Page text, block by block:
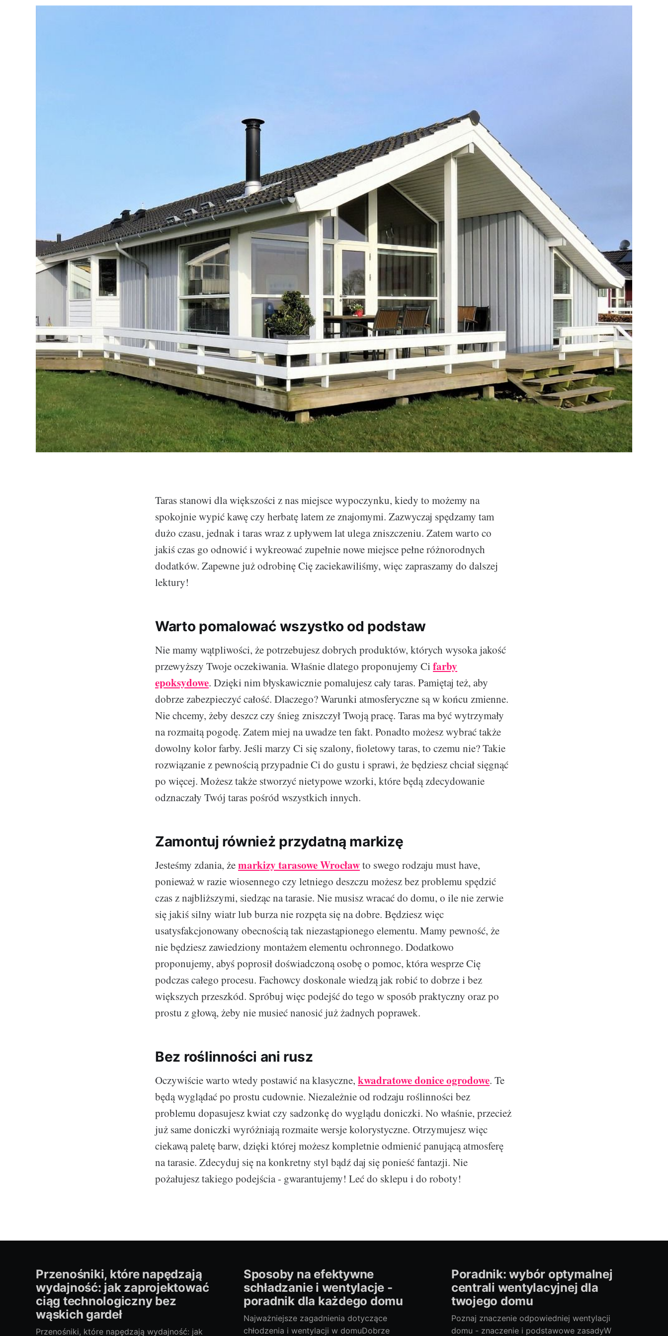
Taras stanowi dla większości z nas miejsce wypoczynku, kiedy to możemy na
spokojnie wypić kawę czy herbatę latem ze znajomymi. Zazwyczaj spędzamy tam
dużo czasu, jednak i taras wraz z upływem lat ulega zniszczeniu. Zatem warto co
jakiś czas go odnowić i wykreować zupełnie nowe miejsce pełne różnorodnych
dodatków. Zapewne już odrobinę Cię zaciekawiliśmy, więc zapraszamy do dalszej
lektury!
Warto pomalować wszystko od podstaw
Nie mamy wątpliwości, że potrzebujesz dobrych produktów, których wysoka jakość
przewyższy Twoje oczekiwania. Właśnie dlatego proponujemy Ci farby
epoksydowe. Dzięki nim błyskawicznie pomalujesz cały taras. Pamiętaj też, aby
dobrze zabezpieczyć całość. Dlaczego? Warunki atmosferyczne są w końcu zmienne.
Nie chcemy, żeby deszcz czy śnieg zniszczył Twoją pracę. Taras ma być wytrzymały
na rozmaitą pogodę. Zatem miej na uwadze ten fakt. Ponadto możesz wybrać także
dowolny kolor farby. Jeśli marzy Ci się szalony, fioletowy taras, to czemu nie? Takie
rozwiązanie z pewnością przypadnie Ci do gustu i sprawi, że będziesz chciał sięgnąć
po więcej. Możesz także stworzyć nietypowe wzorki, które będą zdecydowanie
odznaczały Twój taras pośród wszystkich innych.
Zamontuj również przydatną markizę
Jesteśmy zdania, żemarkizy tarasowe Wrocławto swego rodzaju must have,
ponieważ w razie wiosennego czy letniego deszczu możesz bez problemu spędzić
czas z najbliższymi, siedząc na tarasie. Nie musisz wracać do domu, o ile nie zerwie
się jakiś silny wiatr lub burza nie rozpęta się na dobre. Będziesz więc
usatysfakcjonowany obecnością tak niezastąpionego elementu. Mamy pewność, że
nie będziesz zawiedziony montażem elementu ochronnego. Dodatkowo
proponujemy, abyś poprosił doświadczoną osobę o pomoc, która wesprze Cię
podczas całego procesu. Fachowcy doskonale wiedzą jak robić to dobrze i bez
większych przeszkód. Spróbuj więc podejść do tego w sposób praktyczny oraz po
prostu z głową, żeby nie musieć nanosić już żadnych poprawek.
Bez roślinności ani rusz
Oczywiście warto wtedy postawić na klasyczne, kwadratowe donice ogrodowe. Te
będą wyglądać po prostu cudownie. Niezależnie od rodzaju roślinności bez
problemu dopasujesz kwiat czy sadzonkę do wyglądu doniczki. No właśnie, przecież
już same doniczki wyróżniają rozmaite wersje kolorystyczne. Otrzymujesz więc
ciekawą paletę barw, dzięki której możesz kompletnie odmienić panującą atmosferę
na tarasie. Zdecyduj się na konkretny styl bądź daj się ponieść fantazji. Nie
pożałujesz takiego podejścia - gwarantujemy! Leć do sklepu i do roboty!
Przenośniki, które napędzają
wydajność: jak zaprojektować
ciąg technologiczny bez
wąskich gardeł
Przenośniki, które napędzają wydajność: jak
Sposoby na efektywne
schładzanie i wentylacje -
poradnik dla każdego domu
Najważniejsze zagadnienia dotyczące
chłodzenia i wentylacji w domuDobrze
Poradnik: wybór optymalnej
centrali wentylacyjnej dla
twojego domu
Poznaj znaczenie odpowiedniej wentylacji
domu - znaczenie i podstawowe zasadyW